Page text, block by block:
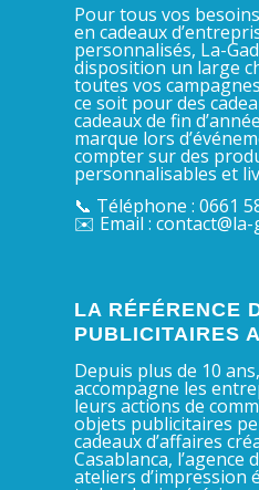
Pour tous vos
en cadeaux
personnalisés, La-
disposition un large
toutes vos
ce soit pour des
cadeaux de fin
marque lors
compter sur des
personnalisables et
📞 Téléphone : 0661
✉️ Email :
LA RÉFÉRENCE
PUBLICITAIRES
Depuis plus de 10
accompagne les
leurs actions de
objets publicitaires
cadeaux d’affaires
Casablanca,
ateliers d’impression